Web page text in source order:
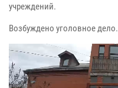
учреждений.
Возбуждено уголовное дело.